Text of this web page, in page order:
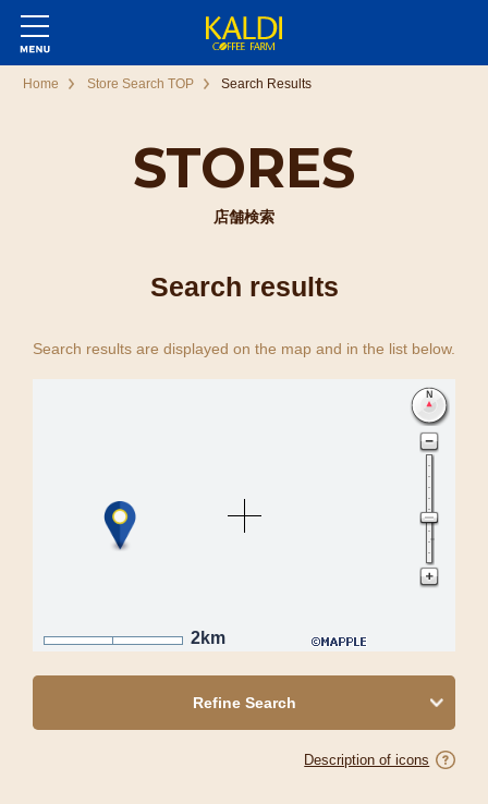
STORES
店舗検索
Home Store Search TOP Search Results
Search results
Search results are displayed on the map and in the list below.
2km
Refine Search
Description of icons